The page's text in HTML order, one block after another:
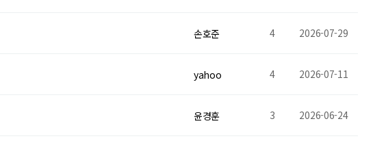
손호준 4 2026-07-29
yahoo 4 2026-07-11
윤경훈 3 2026-06-24